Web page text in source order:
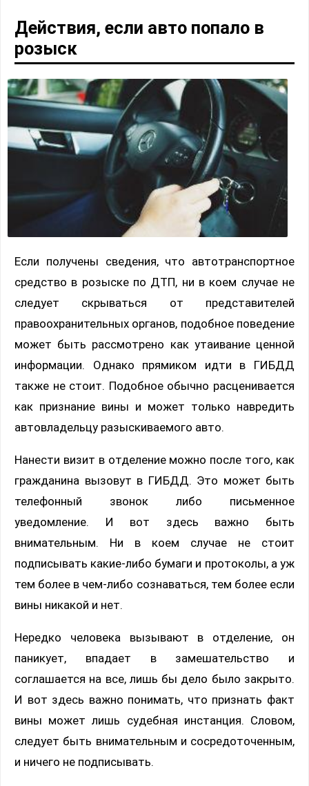
Действия, если авто попало в
розыск
Если получены сведения, что автотранспортное
средство в розыске по ДТП, ни в коем случае не
следует скрываться от представителей
правоохранительных органов, подобное поведение
может быть рассмотрено как утаивание ценной
информации. Однако прямиком идти в ГИБДД
также не стоит. Подобное обычно расценивается
как признание вины и может только навредить
автовладельцу разыскиваемого авто.
Нанести визит в отделение можно после того, как
гражданина вызовут в ГИБДД. Это может быть
телефонный звонок либо письменное
уведомление. И вот здесь важно быть
внимательным. Ни в коем случае не стоит
подписывать какие-либо бумаги и протоколы, а уж
тем более в чем-либо сознаваться, тем более если
вины никакой и нет.
Нередко человека вызывают в отделение, он
паникует, впадает в замешательство и
соглашается на все, лишь бы дело было закрыто.
И вот здесь важно понимать, что признать факт
вины может лишь судебная инстанция. Словом,
следует быть внимательным и сосредоточенным,
и ничего не подписывать.